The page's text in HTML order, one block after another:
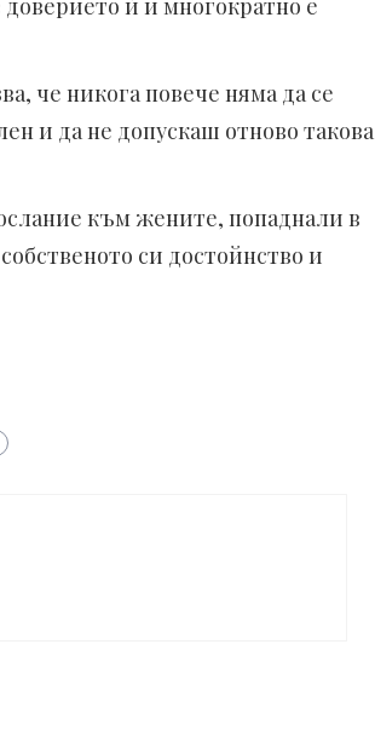
ѝ и многократно е
че никога повече няма да се
и да не допускаш отново такова
към жените, попаднали в
си достойнство и